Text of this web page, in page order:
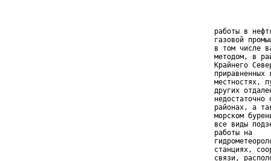
работы в
газовой
в том числе
методом, в
Крайнего
приравненных
местностях,
других
недостаточно
районах, а
морском
все виды
    работы на
станциях,
связи,